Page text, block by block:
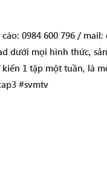
0984 600 796 / mail:
dưới mọi hình thức,
1 tập một tuần, là
#svmtv